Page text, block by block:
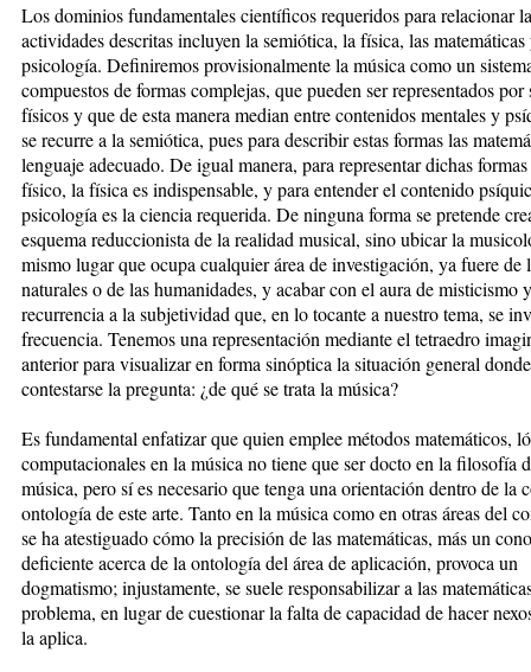
Los dominios fundamentales científicos requeridos para relacionar
actividades descritas incluyen la semiótica, la física, las
psicología. Definiremos provisionalmente la música como un
compuestos de formas complejas, que pueden ser representados por
físicos y que de esta manera median entre contenidos mentales y
se recurre a la semiótica, pues para describir estas formas las
lenguaje adecuado. De igual manera, para representar dichas
físico, la física es indispensable, y para entender el contenido
psicología es la ciencia requerida. De ninguna forma se pretende
esquema reduccionista de la realidad musical, sino ubicar la
mismo lugar que ocupa cualquier área de investigación, ya fuere de
naturales o de las humanidades, y acabar con el aura de misticismo
recurrencia a la subjetividad que, en lo tocante a nuestro tema, se
frecuencia. Tenemos una representación mediante el tetraedro
anterior para visualizar en forma sinóptica la situación general
contestarse la pregunta: ¿de qué se trata la música?
Es fundamental enfatizar que quien emplee métodos matemáticos,
computacionales en la música no tiene que ser docto en la filosofía
música, pero sí es necesario que tenga una orientación dentro de la
ontología de este arte. Tanto en la música como en otras áreas del
se ha atestiguado cómo la precisión de las matemáticas, más un
deficiente acerca de la ontología del área de aplicación, provoca un
dogmatismo; injustamente, se suele responsabilizar a las
problema, en lugar de cuestionar la falta de capacidad de hacer
la aplica.